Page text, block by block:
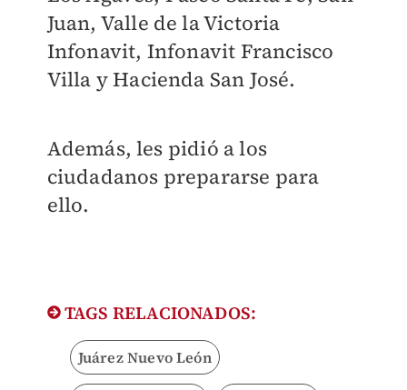
Juan, Valle de la Victoria
Infonavit, Infonavit Francisco
Villa y Hacienda San José.
Además, les pidió a los
ciudadanos prepararse para
ello.
TAGS RELACIONADOS:
Juárez Nuevo León